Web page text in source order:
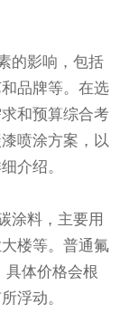
的影响，包括
品牌等。在选
和预算综合考
喷涂方案，以
介绍。
涂料，主要用
楼等。普通氟
具体价格会根
浮动。